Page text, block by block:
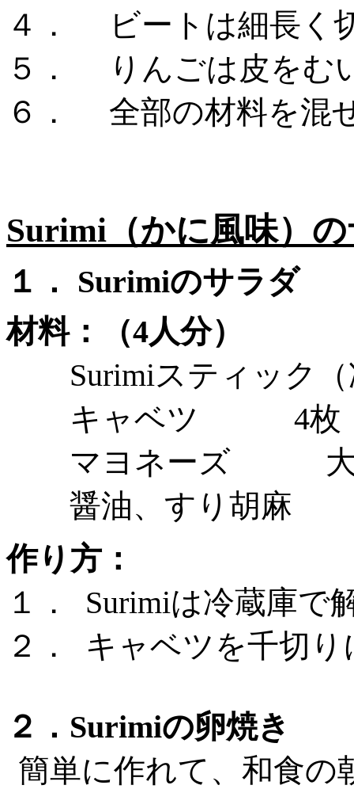
４．
ビートは細長く
５．
りんごは皮をむ
６．
全部の材料を混
Surimi（かに風味）
１．
Surimiのサ
材料：（4人分）
Surimiスティッ
キャベツ 4枚
マヨネーズ 大
醤油、すり胡
作り方：
１．
Surimiは冷蔵庫で
２．
キャベツを千切り
２． Surimiの卵焼き
簡単に作れて、和食の